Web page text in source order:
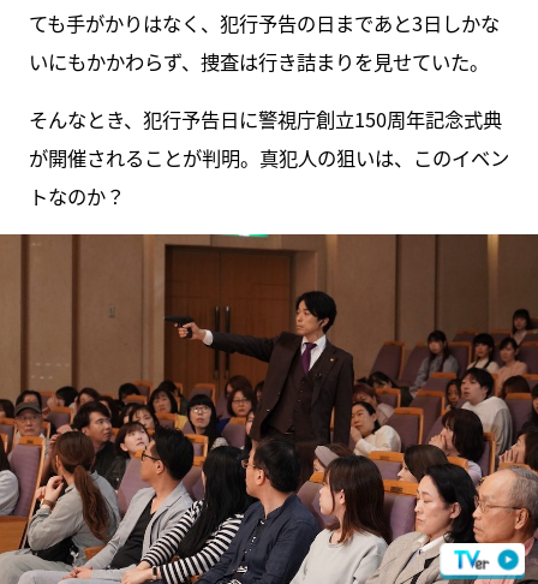
ても手がかりはなく、犯行予告の日まであと3日しかな
いにもかかわらず、捜査は行き詰まりを見せていた。
そんなとき、犯行予告日に警視庁創立150周年記念式典
が開催されることが判明。真犯人の狙いは、このイベン
トなのか？